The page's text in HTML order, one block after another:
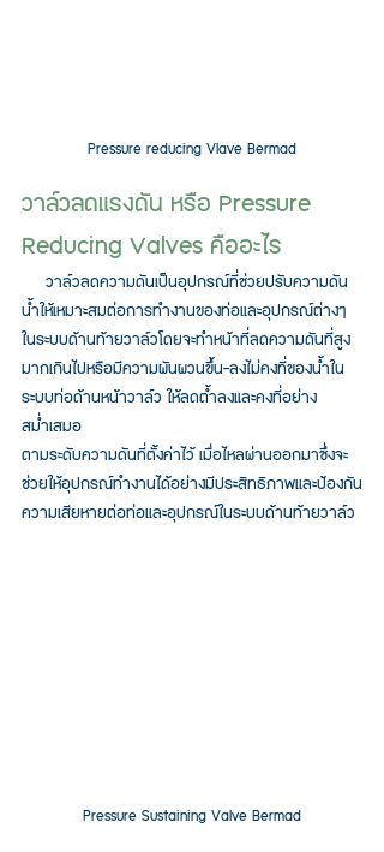
Pressure reducing Vlave Bermad
วาล์วลดแรงดัน หรือ Pressure
Reducing Valves คืออะไร
น้ำให้เหมาะสมต่อการทำงานของท่อและอุปกรณ์ต่างๆ
ในระบบด้านท้ายวาล์วโดยจะทำหน้าที่ลดความดันที่สูง
มากเกินไปหรือมีความผันผวนขึ้น-ลงไม่คงที่ของน้ำใน
ระบบท่อด้านหน้าวาล์ว ให้ลดต้ำลงและคงที่อย่าง
สม่ำเสมอ
ตามระดับความดันที่ตั้งค่าไว้ เมื่อไหลผ่านออกมาซึ่งจะ
ช่วยให้อุปกรณ์ทำงานได้อย่างมีประสิทธิภาพและป้องกัน
ความเสียหายต่อท่อและอุปกรณ์ในระบบด้านท้ายวาล์ว
Pressure Sustaining Valve Bermad